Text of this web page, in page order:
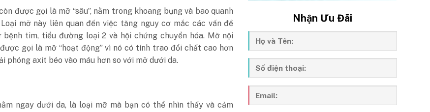
được gọi là mỡ “sâu”, nằm trong khoang bụng và bao quanh
mỡ này liên quan đến việc tăng nguy cơ mắc các vấn đề
bệnh tim, tiểu đường loại 2 và hội chứng chuyển hóa. Mỡ nội
gọi là mỡ “hoạt động” vì nó có tính trao đổi chất cao hơn
phóng axit béo vào máu hơn so với mỡ dưới da.
ngay dưới da, là loại mỡ mà bạn có thể nhìn thấy và cảm
Nhận Ưu Đãi